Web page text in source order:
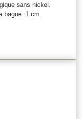
sans nickel.
bague :1 cm.